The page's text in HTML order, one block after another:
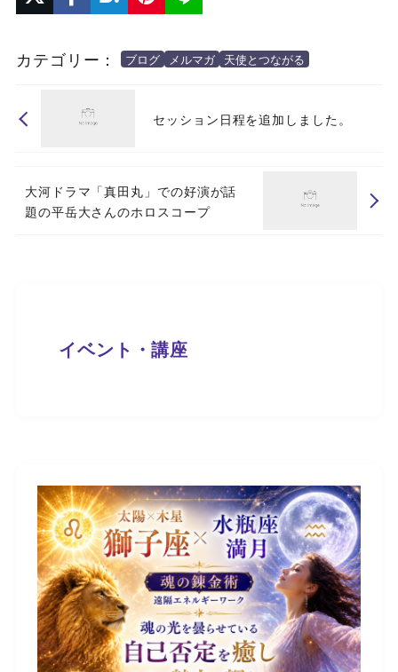
カテゴリー： ブログ メルマガ 天使とつながる
セッション日程を追加しました。
大河ドラマ「真田丸」での好演が話
題の平岳大さんのホロスコープ
イベント・講座